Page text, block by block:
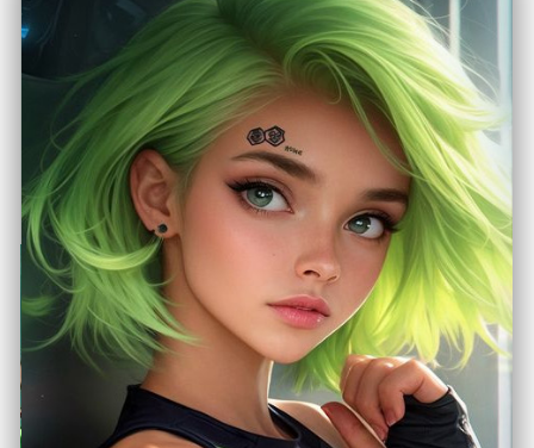
Bagaimana Cyberpunk
2077 Bangkit dari
Kegagalan Menjadi
Legenda
Juli 25, 2025